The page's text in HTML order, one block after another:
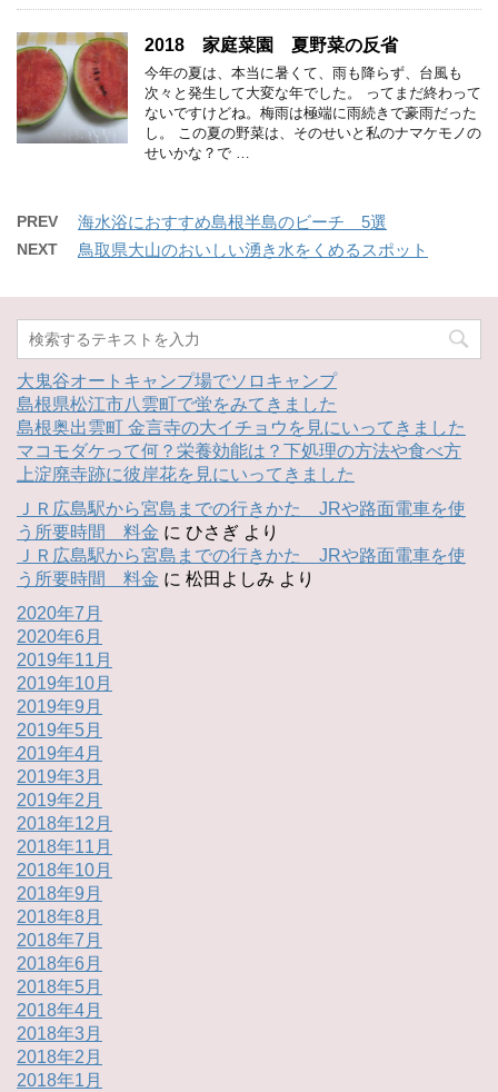
2018 家庭菜園 夏野菜の反省
今年の夏は、本当に暑くて、雨も降らず、台風も
次々と発生して大変な年でした。 ってまだ終わって
ないですけどね。梅雨は極端に雨続きで豪雨だった
し。 この夏の野菜は、そのせいと私のナマケモノの
せいかな？で …
PREV 海水浴におすすめ島根半島のビーチ 5選
NEXT 鳥取県大山のおいしい湧き水をくめるスポット
大鬼谷オートキャンプ場でソロキャンプ
島根県松江市八雲町で蛍をみてきました
島根奥出雲町 金言寺の大イチョウを見にいってきました
マコモダケって何？栄養効能は？下処理の方法や食べ方
上淀廃寺跡に彼岸花を見にいってきました
ＪＲ広島駅から宮島までの行きかた JRや路面電車を使
う所要時間 料金 に ひさぎ より
ＪＲ広島駅から宮島までの行きかた JRや路面電車を使
う所要時間 料金 に 松田よしみ より
2020年7月
2020年6月
2019年11月
2019年10月
2019年9月
2019年5月
2019年4月
2019年3月
2019年2月
2018年12月
2018年11月
2018年10月
2018年9月
2018年8月
2018年7月
2018年6月
2018年5月
2018年4月
2018年3月
2018年2月
2018年1月